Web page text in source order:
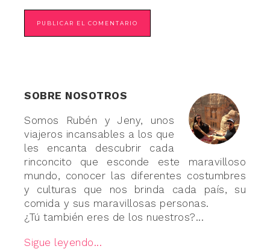
SOBRE NOSOTROS
Somos Rubén y Jeny, unos
viajeros incansables a los que
les encanta descubrir cada
rinconcito que esconde este maravilloso
mundo, conocer las diferentes costumbres
y culturas que nos brinda cada país, su
comida y sus maravillosas personas.
¿Tú también eres de los nuestros?...
Sigue leyendo...